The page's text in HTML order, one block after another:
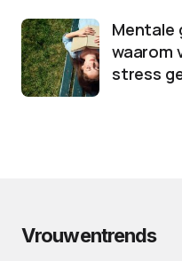
Mentale
waarom
stress
Vrouwentrends